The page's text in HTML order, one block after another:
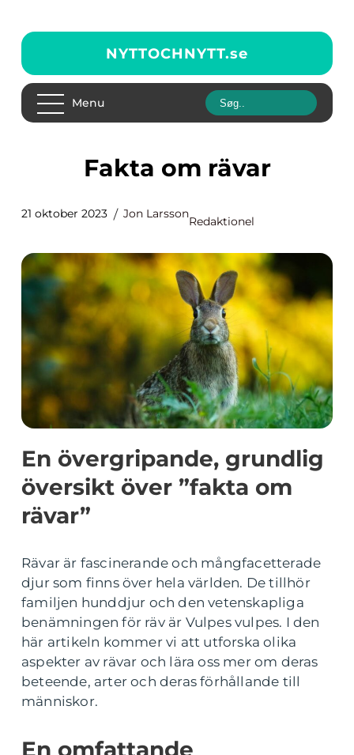
NYTTOCHNYTT.se
Menu
Fakta om rävar
21 oktober 2023 Jon Larsson
Redaktionel
En övergripande, grundlig
översikt över ”fakta om
rävar”
Rävar är fascinerande och mångfacetterade
djur som finns över hela världen. De tillhör
familjen hunddjur och den vetenskapliga
benämningen för räv är Vulpes vulpes. I den
här artikeln kommer vi att utforska olika
aspekter av rävar och lära oss mer om deras
beteende, arter och deras förhållande till
människor.
En omfattande